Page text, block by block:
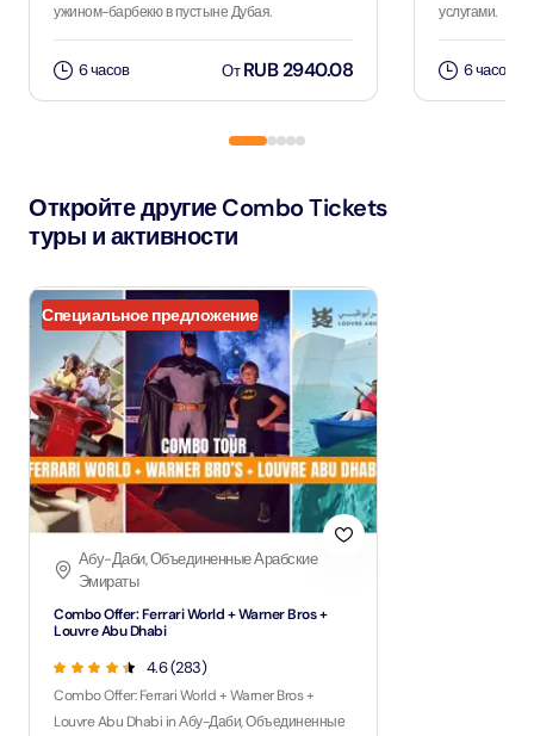
ужином-барбекю в пустыне Дубая.
6 часов ОтRUB 2940.08
услугами.
6 часов
Откройте другие Combo Tickets
туры и активности
Специальное предложение
Абу-Даби, Объединенные Арабские
Эмираты
Combo Offer: Ferrari World + Warner Bros +
Louvre Abu Dhabi
4.6 (283)
Combo Offer: Ferrari World + Warner Bros +
Louvre Abu Dhabi in Абу-Даби, Объединенные